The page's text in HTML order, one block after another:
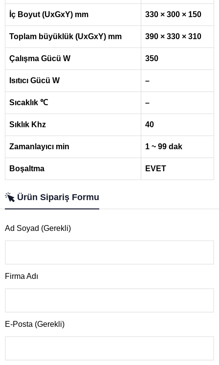
İç Boyut (UxGxY) mm 330 × 300 × 150
Toplam büyüklük (UxGxY) mm 390 × 330 × 310
Çalışma Gücü W 350
Isıtıcı Gücü W –
Sıcaklık ℃ –
Sıklık Khz 40
Zamanlayıcı min 1 ~ 99 dak
Boşaltma EVET
Ürün Sipariş Formu
Ad Soyad (Gerekli)
Firma Adı
E-Posta (Gerekli)